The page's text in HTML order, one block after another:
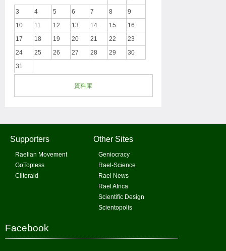
3
4 5 6 7 8
9
10
11 12 13 14 15
16
17
18 19 20 21 22
23
24
25 26 27 28 29
30
31
資料庫
Supporters
Raelian Movement
GoTopless
Clitoraid
Other Sites
Geniocracy
Rael-Science
Rael News
Rael Africa
Scientific Design
Scientopolis
Facebook